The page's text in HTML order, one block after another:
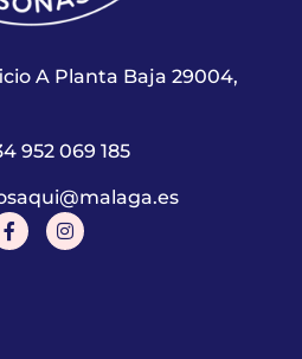
A Planta Baja 29004,
952 069 185